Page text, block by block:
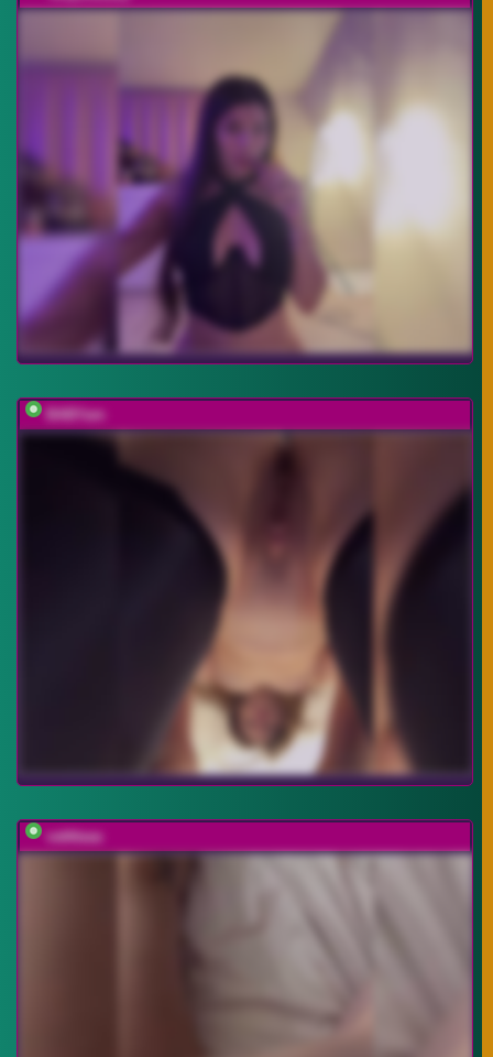
BABYam
vattttaaa